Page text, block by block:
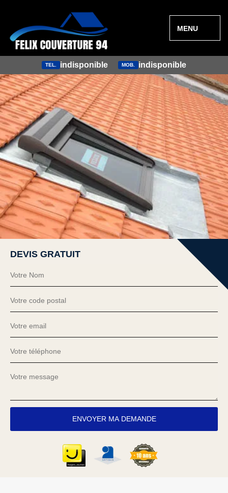
MENU
TEL. indisponible MOB. indisponible
DEVIS GRATUIT